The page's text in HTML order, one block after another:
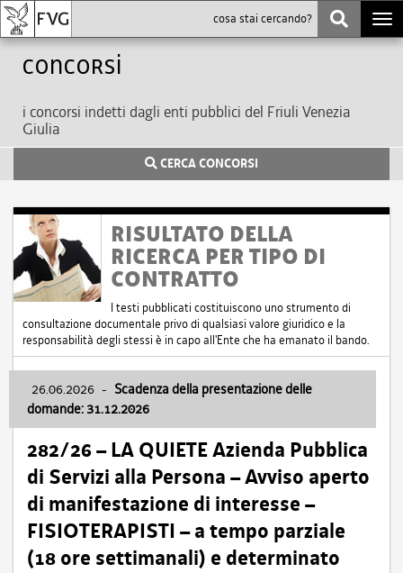
Concorsi
i concorsi indetti dagli enti pubblici del Friuli Venezia
Giulia
CERCA CONCORSI
RISULTATO DELLA
RICERCA PER TIPO DI
CONTRATTO
I testi pubblicati costituiscono uno strumento di
consultazione documentale privo di qualsiasi valore giuridico e la
responsabilità degli stessi è in capo all'Ente che ha emanato il bando.
26.06.2026 - Scadenza della presentazione delle
domande: 31.12.2026
282/26 – LA QUIETE Azienda Pubblica
di Servizi alla Persona – Avviso aperto
di manifestazione di interesse –
FISIOTERAPISTI – a tempo parziale
(18 ore settimanali) e determinato